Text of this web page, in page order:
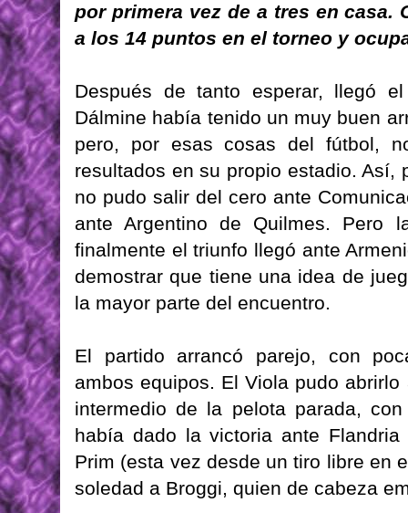
por primera vez de a tres en casa.
a los 14 puntos en el torneo y
Después de tanto esperar, llegó
Dálmine había tenido un muy buen
pero, por esas cosas del fútbol,
resultados en su propio estadio. Así,
no pudo salir del cero ante
ante Argentino de Quilmes. Pero
finalmente el triunfo llegó ante
demostrar que tiene una idea de
la mayor parte del encuentro.
El partido arrancó parejo, con
ambos equipos. El Viola pudo
intermedio de la pelota parada,
había dado la victoria ante
Prim (esta vez desde un tiro libre en
soledad a Broggi, quien de cabeza